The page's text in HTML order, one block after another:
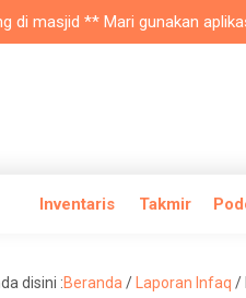
** Mari gunakan aplikasi
Inventaris Takmir
disini :Beranda / Laporan Infaq /